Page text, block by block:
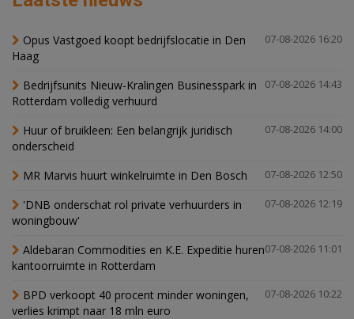
07-08-2026 16:20
Opus Vastgoed koopt bedrijfslocatie in Den
Haag
07-08-2026 14:43
Bedrijfsunits Nieuw-Kralingen Businesspark in
Rotterdam volledig verhuurd
07-08-2026 14:00
Huur of bruikleen: Een belangrijk juridisch
onderscheid
07-08-2026 12:50
MR Marvis huurt winkelruimte in Den Bosch
07-08-2026 12:19
'DNB onderschat rol private verhuurders in
woningbouw'
07-08-2026 11:01
Aldebaran Commodities en K.E. Expeditie huren
kantoorruimte in Rotterdam
07-08-2026 10:22
BPD verkoopt 40 procent minder woningen,
verlies krimpt naar 18 mln euro